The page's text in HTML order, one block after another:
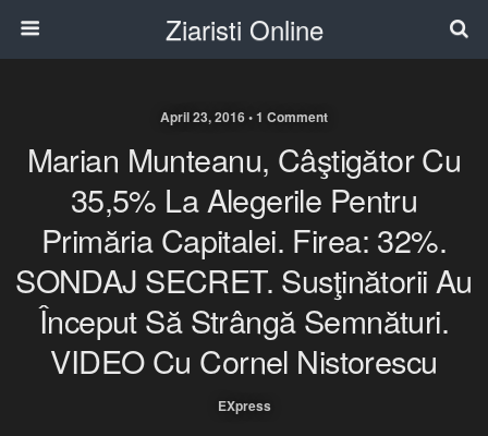
Ziaristi Online
April 23, 2016 • 1 Comment
Marian Munteanu, Câştigător Cu
35,5% La Alegerile Pentru
Primăria Capitalei. Firea: 32%.
SONDAJ SECRET. Susţinătorii Au
Început Să Strângă Semnături.
VIDEO Cu Cornel Nistorescu
EXpress